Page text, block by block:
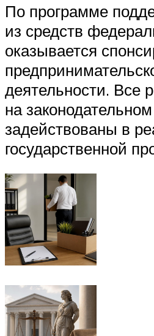
По программе
из средств
оказывается
деятельности. Все
на
задействованы в
государственной